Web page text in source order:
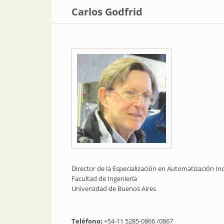
Carlos Godfrid
Director de la Especialización en Automatización
Facultad de Ingeniería
Universidad de Buenos Aires
Teléfono: +54-11 5285-0866 /0867